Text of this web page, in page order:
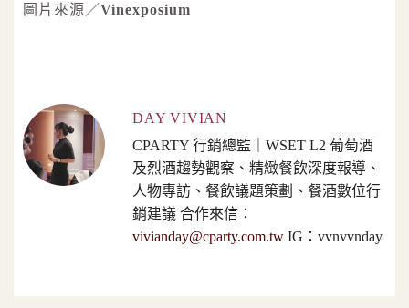
圖片來源／Vinexposium
DAY VIVIAN
CPARTY 行銷總監｜WSET L2 葡萄酒
及烈酒趨勢觀察、精緻餐飲深度報導、
人物專訪、餐飲議題策劃、餐酒數位行
銷建議 合作來信：
vivianday@cparty.com.tw IG：vvnvvnday